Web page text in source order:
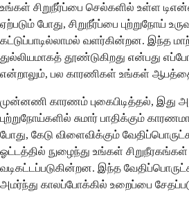
உங்கள் சிறுநீர்ப்பை செல்களில் உள்ள
ஏற்படும் போது, ​​சிறுநீர்ப்பை புற்றுநோய்
கட்டுப்பாடில்லாமல் வளர்கின்றன. இந்த
துல்லியமாகத் தூண்டுகிறது என்பது
என்றாலும், பல காரணிகள் உங்கள்
முன்னணி காரணம் புகைபிடித்தல், இது
புற்றுநோய்களில் சுமார் பாதிக்கும்
போது, ​​கேடு விளைவிக்கும்
ஓட்டத்தில் நுழைந்து உங்கள் சிறுநீரகங்கள்
வடிகட்டப்படுகின்றன. இந்த
அமர்ந்து காலப்போக்கில் உறைப்பை